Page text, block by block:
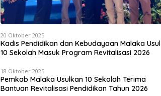
20 Oktober 2025
Kadis Pendidikan dan Kebudayaan Malaka Usul
10 Sekolah Masuk Program Revitalisasi 2026
18 Oktober 2025
Pemkab Malaka Usulkan 10 Sekolah Terima
Bantuan Revitalisasi Pendidikan Tahun 2026